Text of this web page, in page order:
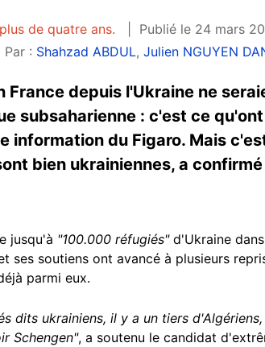
de quatre ans.
Publié le 24 mars
Par : Shahzad ABDUL,Julien NGUYEN
France depuis l'Ukraine ne
subsaharienne : c'est ce
information du Figaro. Mais
bien ukrainiennes, a
jusqu'à "100.000 réfugiés"d'Ukraine
ses soutiens ont avancé à plusieurs
parmi eux.
dits ukrainiens, il y a un tiers
Schengen", a soutenu le candidat